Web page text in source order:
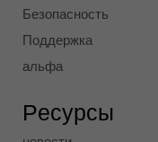
Безопасность
Поддержка
альфа
Ресурсы